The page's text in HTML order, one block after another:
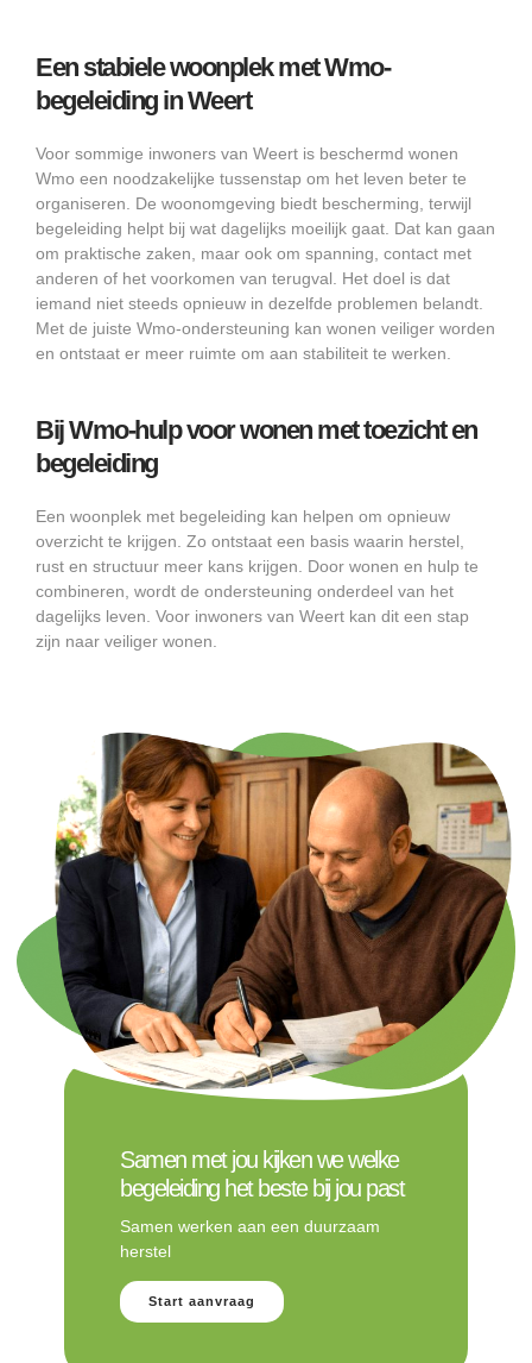
Een stabiele woonplek met Wmo-
begeleiding in Weert
Voor sommige inwoners van Weert is beschermd wonen
Wmo een noodzakelijke tussenstap om het leven beter te
organiseren. De woonomgeving biedt bescherming, terwijl
begeleiding helpt bij wat dagelijks moeilijk gaat. Dat kan gaan
om praktische zaken, maar ook om spanning, contact met
anderen of het voorkomen van terugval. Het doel is dat
iemand niet steeds opnieuw in dezelfde problemen belandt.
Met de juiste Wmo-ondersteuning kan wonen veiliger worden
en ontstaat er meer ruimte om aan stabiliteit te werken.
Bij Wmo-hulp voor wonen met toezicht en
begeleiding
Een woonplek met begeleiding kan helpen om opnieuw
overzicht te krijgen. Zo ontstaat een basis waarin herstel,
rust en structuur meer kans krijgen. Door wonen en hulp te
combineren, wordt de ondersteuning onderdeel van het
dagelijks leven. Voor inwoners van Weert kan dit een stap
zijn naar veiliger wonen.
Samen met jou kijken we welke
begeleiding het beste bij jou past
Samen werken aan een duurzaam
herstel
Start aanvraag